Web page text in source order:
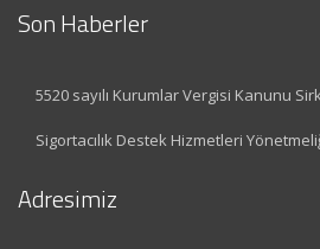
Son Haberler
5520 sayılı Kurumlar Vergisi Kanunu
Sigortacılık Destek Hizmetleri
Adresimiz